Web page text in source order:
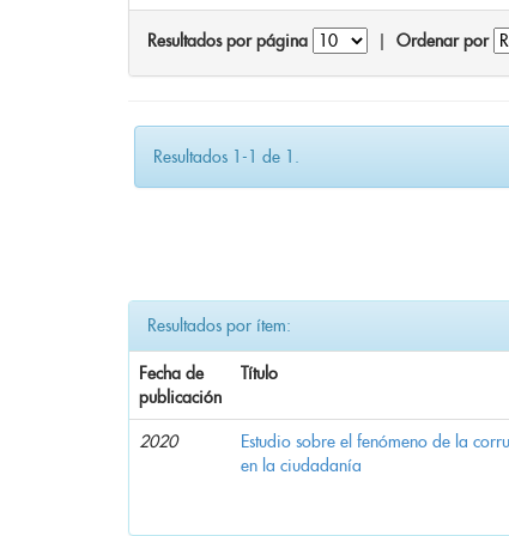
Resultados por página Ordenar por
Resultados 1-1 de 1.
Resultados por ítem:
Fecha de
publicación
Título
2020
Estudio sobre el fenómeno de la
en la ciudadanía